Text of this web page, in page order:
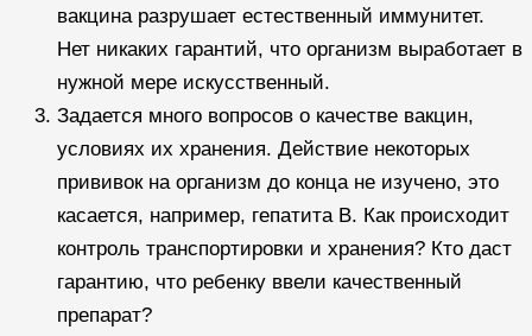
вакцина разрушает естественный иммунитет.
Нет никаких гарантий, что организм выработает в
нужной мере искусственный.
Задается много вопросов о качестве вакцин,
условиях их хранения. Действие некоторых
прививок на организм до конца не изучено, это
касается, например, гепатита В. Как происходит
контроль транспортировки и хранения? Кто даст
гарантию, что ребенку ввели качественный
препарат?